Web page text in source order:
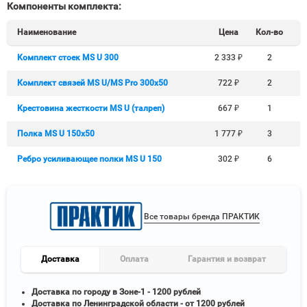
Компоненты комплекта:
Наименование Цена Кол-во
Комплект стоек MS U 300 2 333 ₽ 2
Комплект связей MS U/MS Pro 300x50 722 ₽ 2
Крестовина жесткости MS U (талреп) 667 ₽ 1
Полка MS U 150х50 1 777 ₽ 3
Ребро усиливающее полки MS U 150 302 ₽ 6
Все товары бренда ПРАКТИК
Доставка Оплата Гарантия и возврат
Доставка по городу в Зоне-1 - 1200 рублей
Доставка по Ленинградской области - от 1200 рублей